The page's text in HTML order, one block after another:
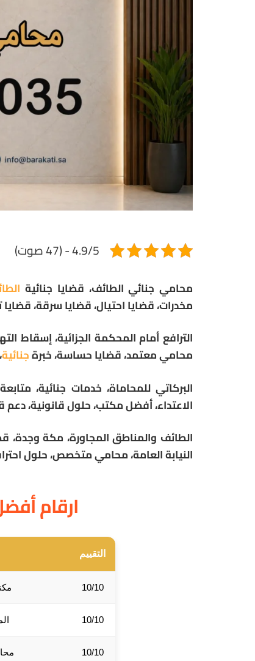
4.9/5 - (47 صوت)
محامي جنائي الطائف، قضايا جنائية
مخدرات، قضايا احتيال، قضايا سرقة،
الترافع أمام المحكمة الجزائية، إسقاط
محامي معتمد، قضايا حساسة، خبرةجنائية
البركاتي للمحاماة، خدمات جنائية،
الاعتداء، أفضل مكتب، حلول قانونية، دعم
الطائف والمناطق المجاورة، مكة وجدة،
النيابة العامة، محامي متخصص، حلول
ارقام
التقييم
10/10
10/10
10/10